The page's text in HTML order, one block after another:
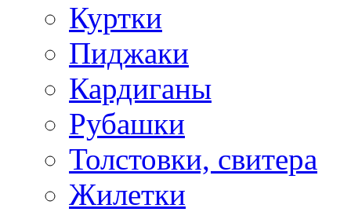
Куртки
Пиджаки
Кардиганы
Рубашки
Толстовки, свитера
Жилетки